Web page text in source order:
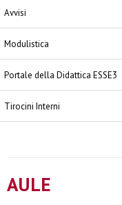
Avvisi
Modulistica
Portale della Didattica ESSE3
Tirocini Interni
AULE